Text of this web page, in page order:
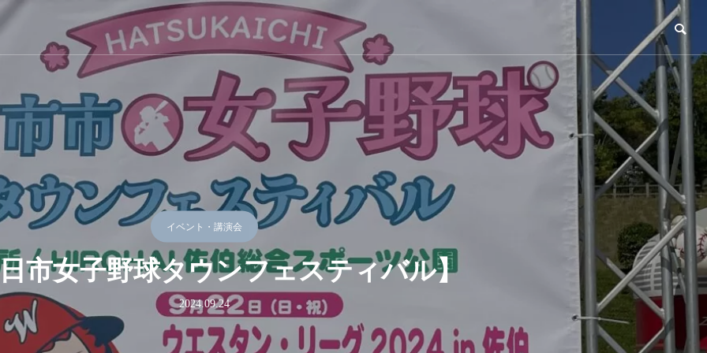
イベント・講演会
市女子野球タウンフェスティバル】
2024.09.24